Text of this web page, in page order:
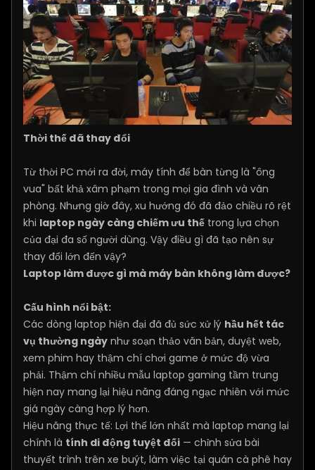
Thời thế đã thay đổi
Từ thời PC mới ra đời, máy tính để bàn từng là "ông
vua" bất khả xâm phạm trong mọi gia đình và văn
phòng. Nhưng giờ đây, xu hướng đó đã đảo chiều rõ rệt
khi laptop ngày càng chiếm ưu thế trong lựa chọn
của đại đa số người dùng. Vậy điều gì đã tạo nên sự
thay đổi lớn đến vậy?
Laptop làm được gì mà máy bàn không làm được?
Cấu hình nổi bật:
Các dòng laptop hiện đại đã đủ sức xử lý hầu hết tác
vụ thường ngày như soạn thảo văn bản, duyệt web,
xem phim hay thậm chí chơi game ở mức độ vừa
phải. Thậm chí nhiều mẫu laptop gaming tầm trung
hiện nay mang lại hiệu năng đáng ngạc nhiên với mức
giá ngày càng hợp lý hơn.
Hiệu năng thực tế: Lợi thế lớn nhất mà laptop mang lại
chính là tính di động tuyệt đối — chỉnh sửa bài
thuyết trình trên xe buýt, làm việc tại quán cà phê hay